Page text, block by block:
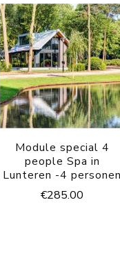
Module special 4
people Spa in
Lunteren -4
€285.00